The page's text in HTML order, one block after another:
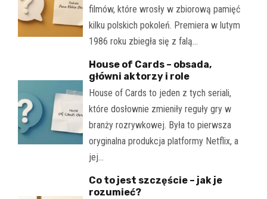
filmów, które wrosły w zbiorową pamięć
kilku polskich pokoleń. Premiera w lutym
1986 roku zbiegła się z falą…
House of Cards – obsada,
główni aktorzy i role
House of Cards to jeden z tych seriali,
które dosłownie zmieniły reguły gry w
branży rozrywkowej. Była to pierwsza
oryginalna produkcja platformy Netflix, a
jej…
Co to jest szczęście – jak je
rozumieć?